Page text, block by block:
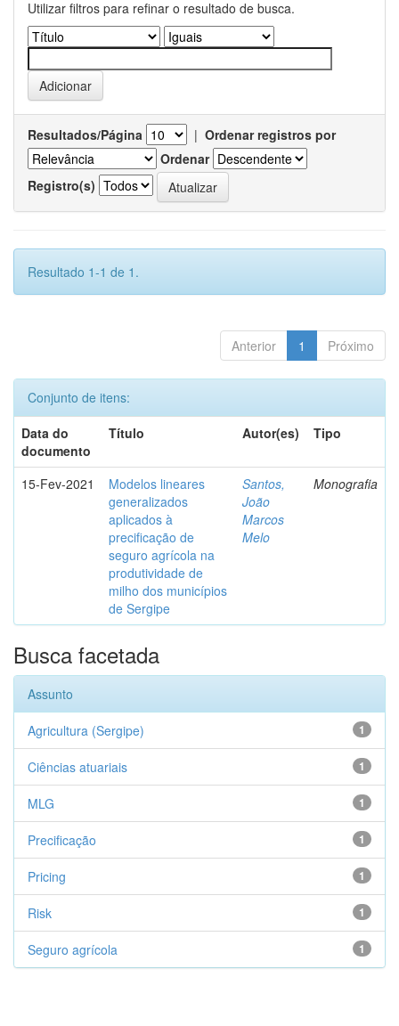
Utilizar filtros para refinar o resultado de busca.
Resultados/Página | Ordenar registros por
Ordenar
Registro(s)
Resultado 1-1 de 1.
Anterior 1 Próximo
Conjunto de itens:
Data do
documento
Título Autor(es) Tipo
15-Fev-2021
Modelos lineares
generalizados
aplicados à
precificação de
seguro agrícola na
produtividade de
milho dos municípios
de Sergipe
Santos,
João
Marcos
Melo
Monografia
Busca facetada
Assunto
1
Agricultura (Sergipe)
1
Ciências atuariais
1
MLG
1
Precificação
1
Pricing
1
Risk
1
Seguro agrícola